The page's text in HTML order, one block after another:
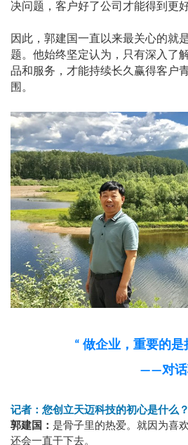
决问题，客户好了公司才能得到更
因此，郭建国一直以来最关心的就
题。他始终坚定认为，只有深入了
品和服务，才能持续长久赢得客户
围。
“ 做企业，重要的是
——对
记者：您创立天迈科技的初心是什么？
郭建国： 是骨子里的热爱。就因为喜
还会一直干下去。